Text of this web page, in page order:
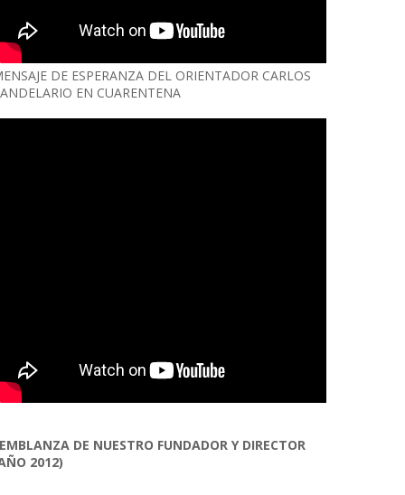
DE ESPERANZA DEL ORIENTADOR CARLOS
EN CUARENTENA
DE NUESTRO FUNDADOR Y DIRECTOR
2012)